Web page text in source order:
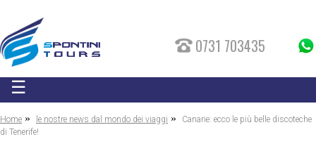
0731 703435
☰
Home » le nostre news dal mondo dei viaggi »
Canarie: ecco le più belle discoteche
di Tenerife!